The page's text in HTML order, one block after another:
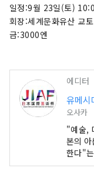
카, 간
크를 통
넓혀갈
메시마
한 도시
문사
호
일정:9월 23일(토)
회장:세계문화유산 교
금:3000엔
에디터
유메시
오사카
"예술,
본의
한다"
카-간